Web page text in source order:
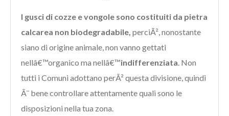
I gusci di cozze e vongole sono costituiti da pietra
calcarea non biodegradabile, perciÃ², nonostante
siano di origine animale, non vanno gettati
nellâ€™organico ma nellâ€™indifferenziata. Non
tutti i Comuni adottano perÃ² questa divisione, quindi
Ã¨ bene controllare attentamente quali sono le
disposizioni nella tua zona.